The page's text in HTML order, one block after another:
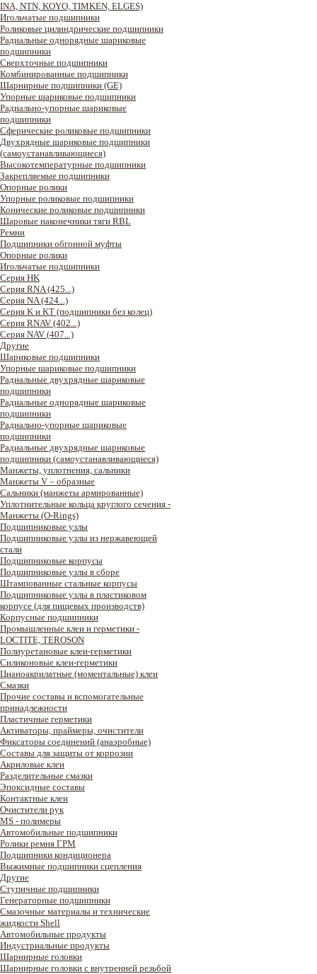
INA, NTN, KOYO, TIMKEN, ELGES)
Игольчатые подшипники
Роликовые цилиндрические подшипники
Радиальные однорядные шариковые
подшипники
Сверхточные подшипники
Комбинированные подшипники
Шарнирные подшипники (GE)
Упорные шариковые подшипники
Радиально-упорные шариковые
подшипники
Сферические роликовые подшипники
Двухрядные шариковые подшипники
(самоустанавливающиеся)
Высокотемпературные подшипники
Закрепляемые подшипники
Опорные ролики
Упорные роликовые подшипники
Конические роликовые подшипники
Шаровые наконечники тяги RBL
Ремни
Подшипники обгонной муфты
Опорные ролики
Игольчатые подшипники
Серия HK
Серия RNA (425...)
Серия NA (424...)
Серия K и KT (подшипники без колец)
Серия RNAV (402...)
Серия NAV (407...)
Другие
Шариковые подшипники
Упорные шариковые подшипники
Радиальные двухрядные шариковые
подшипники
Радиальные однорядные шариковые
подшипники
Радиально-упорные шариковые
подшипники
Радиальные двухрядные шариковые
подшипники (самоустанавливающиеся)
Манжеты, уплотнения, сальники
Манжеты V – образные
Сальники (манжеты армированные)
Уплотнительные кольца круглого сечения -
Манжеты (O-Rings)
Подшипниковые узлы
Подшипниковые узлы из нержавеющей
стали
Подшипниковые корпусы
Подшипниковые узлы в сборе
Штампованные стальные корпусы
Подшипниковые узлы в пластиковом
корпусе (для пищевых производств)
Корпусные подшипники
Промышленные клеи и герметики -
LOCTITE, TEROSON
Полиуретановые клеи-герметики
Силиконовые клеи-герметики
Цианоакрилатные (моментальные) клеи
Смазки
Прочие составы и вспомогательные
принадлежности
Пластичные герметики
Активаторы, праймеры, очистители
Фиксаторы соединений (анаэробные)
Составы для защиты от коррозии
Акриловые клеи
Разделительные смазки
Эпоксидные составы
Контактные клеи
Очистители рук
MS - полимеры
Автомобильные подшипники
Ролики ремня ГРМ
Подшипники кондиционера
Выжимные подшипники сцепления
Другие
Ступичные подшипники
Генераторные подшипники
Смазочные материалы и технические
жидкости Shell
Автомобильные продукты
Индустриальные продукты
Шарнирные головки
Шарнирные головки с внутренней резьбой